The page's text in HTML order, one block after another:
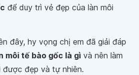
để duy trì vẻ đẹp của làn môi
đây, hy vọng chị em đã giải đáp
môi tế bào gốc là gì và nên làm
được đẹp và tự nhiên.